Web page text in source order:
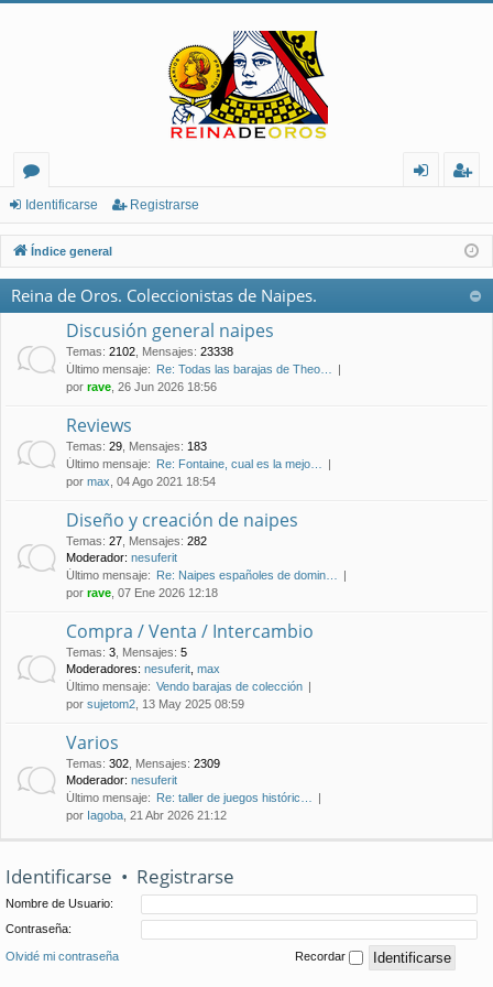
or
os
nt
ifi
ist
ra
Identificarse Registrarse
Índice general
Reina de Oros. Coleccionistas de Naipes.
Discusión general naipes
Temas: 2102 Mensajes: 23338
Último mensaje: Re: Todas las barajas de Theo…
por rave , 26 Jun 2026 18:56
Reviews
Temas: 29 Mensajes: 183
Último mensaje: Re: Fontaine, cual es la mejo…
por max , 04 Ago 2021 18:54
Diseño y creación de naipes
Temas: 27 Mensajes: 282
Moderador: nesuferit
Último mensaje: Re: Naipes españoles de domin…
por rave , 07 Ene 2026 12:18
Compra / Venta / Intercambio
Temas: 3 Mensajes: 5
Moderadores: nesuferit max
Último mensaje: Vendo barajas de colección
por sujetom2 , 13 May 2025 08:59
Varios
Temas: 302 Mensajes: 2309
Moderador: nesuferit
Último mensaje: Re: taller de juegos históric…
por Iagoba , 21 Abr 2026 21:12
Identificarse • Registrarse
Nombre de Usuario:
Contraseña:
Olvidé mi contraseña Recordar